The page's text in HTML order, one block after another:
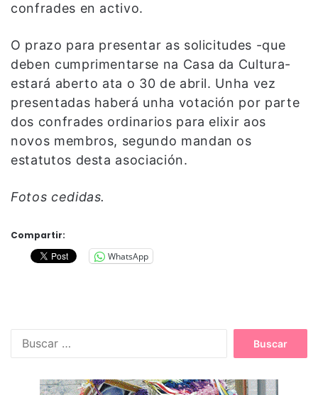
confrades en activo.
O prazo para presentar as solicitudes -que
deben cumprimentarse na Casa da Cultura-
estará aberto ata o 30 de abril. Unha vez
presentadas haberá unha votación por parte
dos confrades ordinarios para elixir aos
novos membros, segundo mandan os
estatutos desta asociación.
Fotos cedidas.
Compartir:
WhatsApp
c